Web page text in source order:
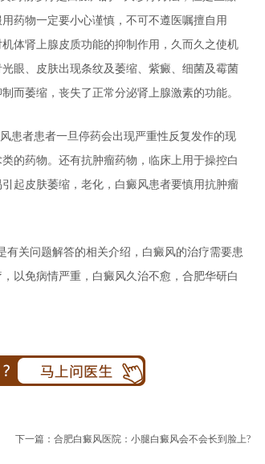
药物一定要小心谨慎，不可不遵医嘱擅自用
体肾上腺皮质功能的抑制作用，久而久之使机
眼、皮肤出现条纹及萎缩、紫癜、细菌及霉菌
而萎缩，丧失了正常分泌肾上腺激素的功能。
者患者一旦停药会出现严重性反复发作的现
的药物。还有抗肿瘤药物，临床上用于操控白
起皮肤萎缩，老化，白癜风患者要慎用抗肿瘤
关问题解答的相关介绍，白癜风的治疗需要患
以免病情严重，白癜风久治不愈， 合肥华研白
下一篇： 合肥白癜风医院：小腿白癜风会不会长到脸上?